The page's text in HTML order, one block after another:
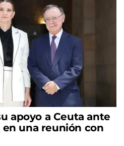
apoyo a Ceuta ante
una reunión con